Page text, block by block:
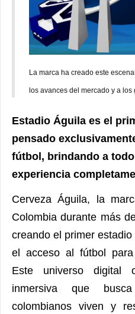
La marca ha creado este
los avances del mercado y a
Estadio Águila es el
pensado
fútbol, brindando a
experiencia
Cerveza Águila, la
Colombia durante más
creando el primer
el acceso al fútbol
Este universo digital
inmersiva que
colombianos viven y